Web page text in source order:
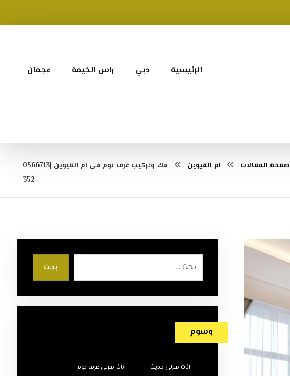
الرئيسية دبي راس الخيمة عجمان
صفحة المقالات ام القيوين
فك وتركيب غرف نوم في ام القيوين |0566713
352
بحث
وسوم
اثاث منزلي حديث اثاث منزلي غرف نوم